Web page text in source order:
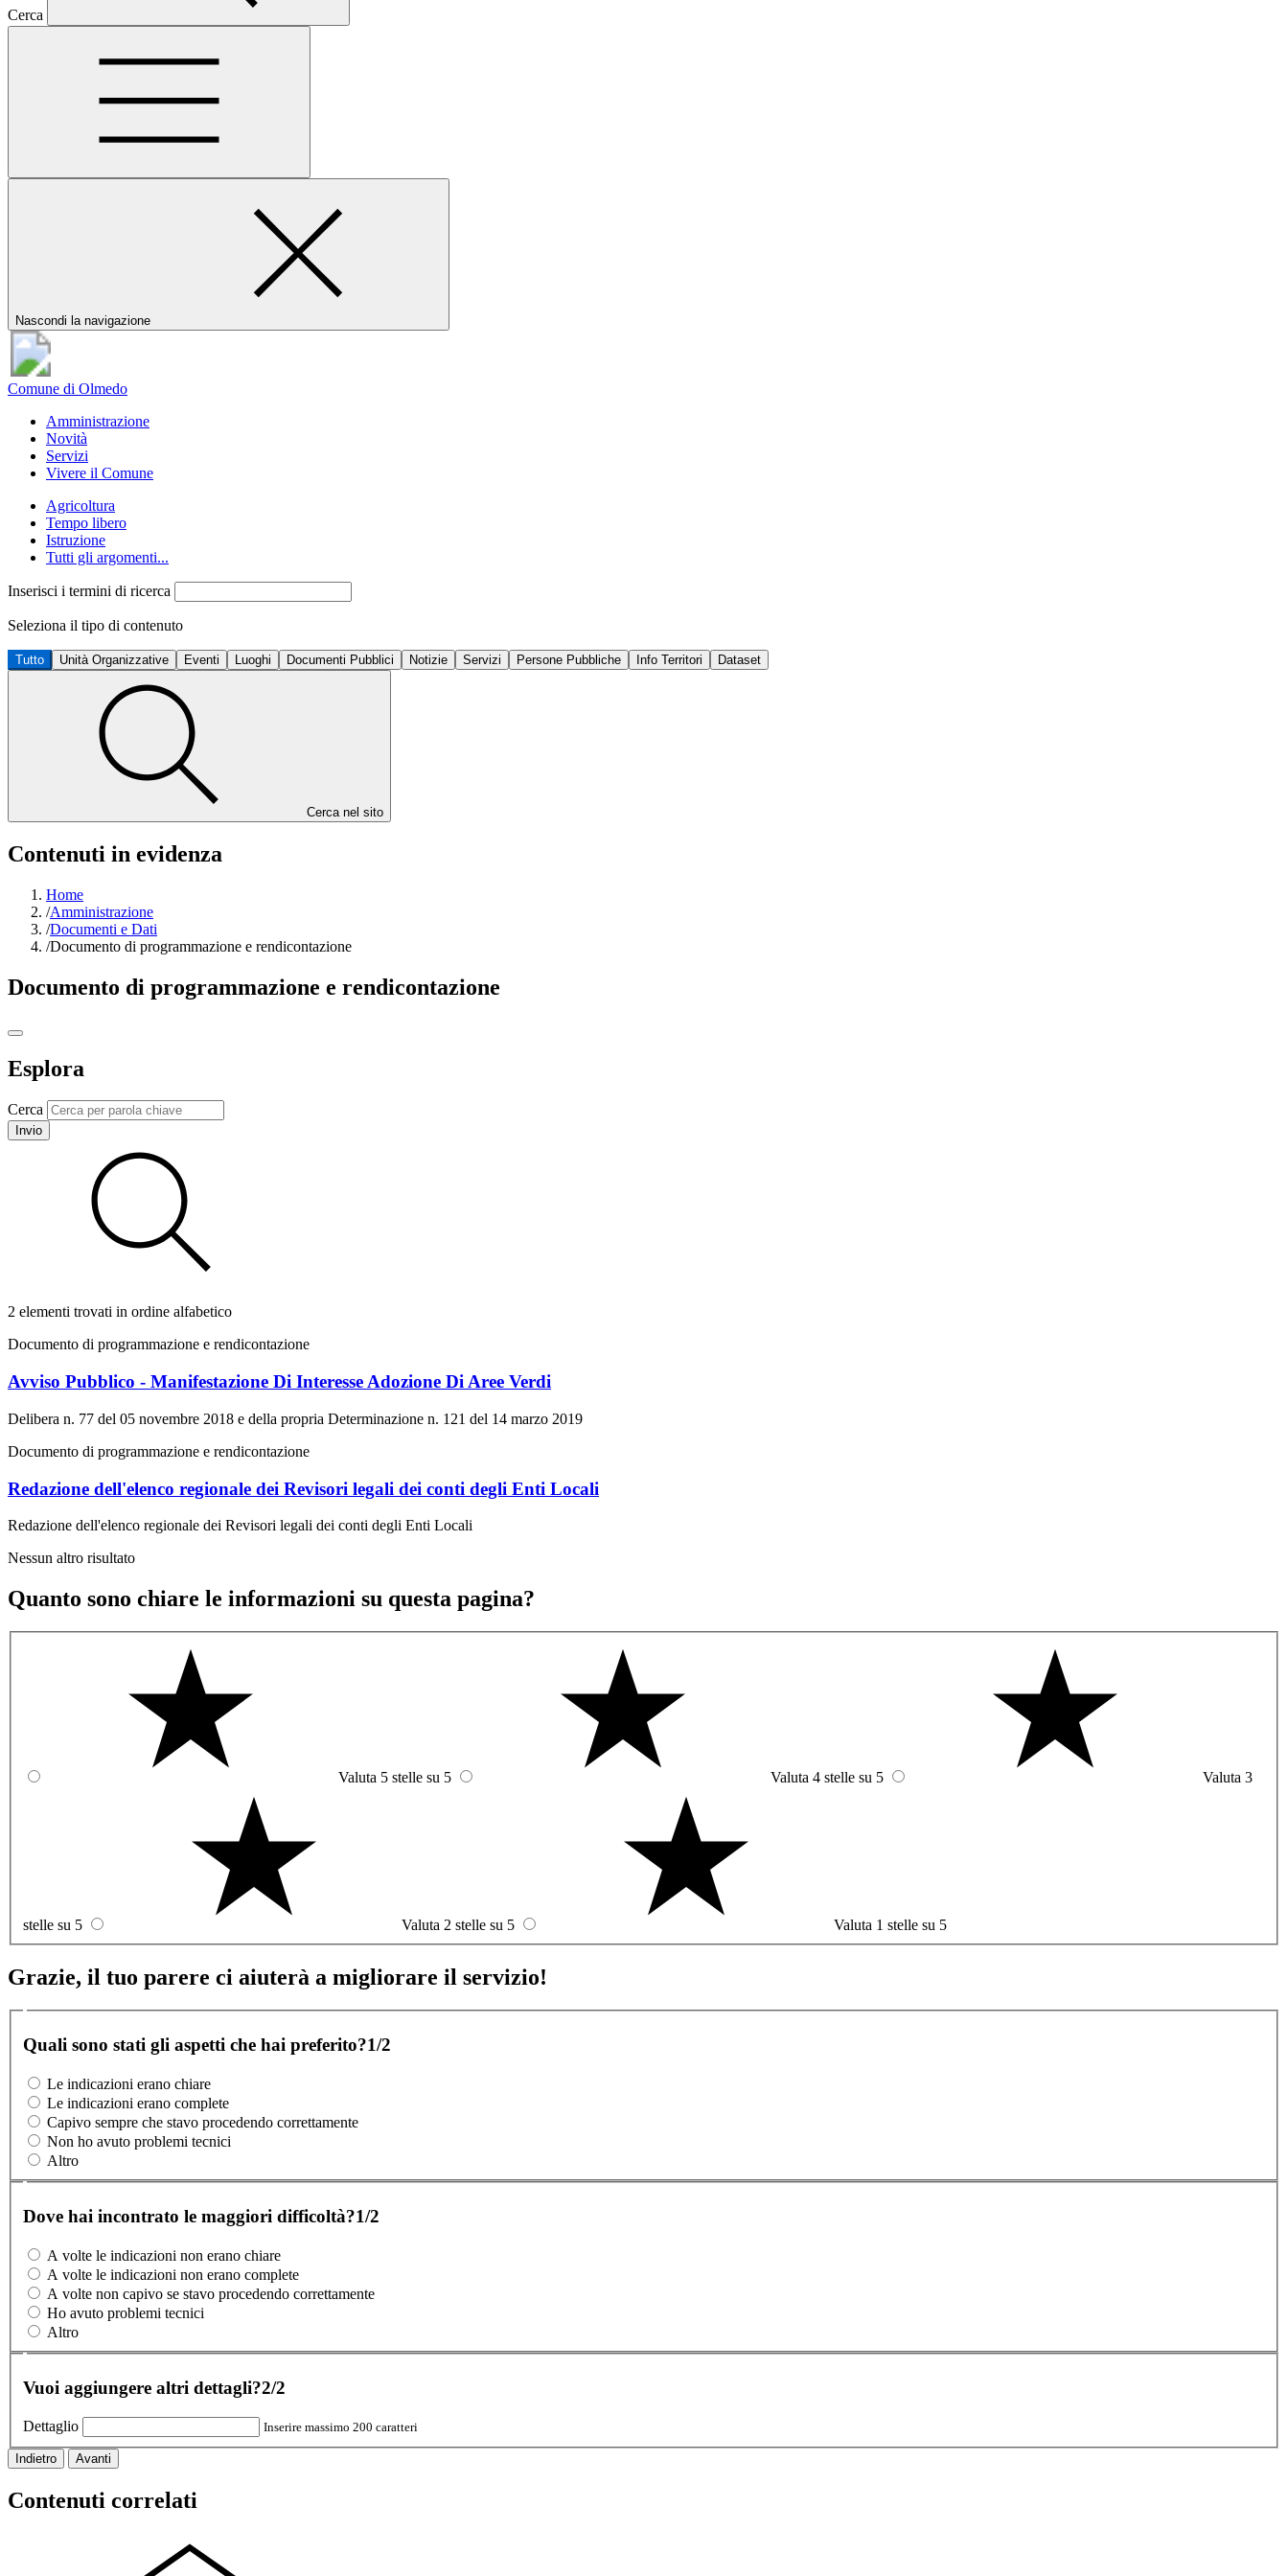
Cerca
Nascondi la navigazione
Comune di Olmedo
Amministrazione
Novità
Servizi
Vivere il Comune
Agricoltura
Tempo libero
Istruzione
Tutti gli argomenti...
Inserisci i termini di ricerca
Seleziona il tipo di contenuto
Tutto Unità Organizzative Eventi Luoghi Documenti Pubblici Notizie Servizi Persone Pubbliche Info Territori Dataset
Cerca nel sito
Contenuti in evidenza
Home
/Amministrazione
/Documenti e Dati
/Documento di programmazione e rendicontazione
Documento di programmazione e rendicontazione
Esplora
Cerca
Invio
2 elementi trovati in ordine alfabetico
Documento di programmazione e rendicontazione
Avviso Pubblico - Manifestazione Di Interesse Adozione Di Aree Verdi
Delibera n. 77 del 05 novembre 2018 e della propria Determinazione n. 121 del 14 marzo 2019
Documento di programmazione e rendicontazione
Redazione dell'elenco regionale dei Revisori legali dei conti degli Enti Locali
Redazione dell'elenco regionale dei Revisori legali dei conti degli Enti Locali
Nessun altro risultato
Quanto sono chiare le informazioni su questa pagina?
Valuta 5 stelle su 5 Valuta 4 stelle su 5 Valuta 3
stelle su 5 Valuta 2 stelle su 5 Valuta 1 stelle su 5
Grazie, il tuo parere ci aiuterà a migliorare il servizio!
Quali sono stati gli aspetti che hai preferito?1/2
Le indicazioni erano chiare
Le indicazioni erano complete
Capivo sempre che stavo procedendo correttamente
Non ho avuto problemi tecnici
Altro
Dove hai incontrato le maggiori difficoltà?1/2
A volte le indicazioni non erano chiare
A volte le indicazioni non erano complete
A volte non capivo se stavo procedendo correttamente
Ho avuto problemi tecnici
Altro
Vuoi aggiungere altri dettagli?2/2
Dettaglio Inserire massimo 200 caratteri
Indietro Avanti
Contenuti correlati